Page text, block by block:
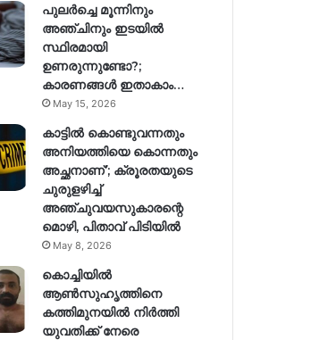
പുലർച്ചെ മൂന്നിനും
അഞ്ചിനും ഇടയിൽ
സ്ഥിരമായി
ഉണരുന്നുണ്ടോ?;
കാരണങ്ങള്‍ ഇതാകാം…
May 15, 2026
കാട്ടിൽ കൊണ്ടുവന്നതും
അനിയത്തിയെ കൊന്നതും
അച്ഛനാണ്’; ക്രൂരതയുടെ
ചുരുളഴിച്ച്
അഞ്ചുവയസുകാരന്റെ
മൊഴി, പിതാവ് പിടിയിൽ
May 8, 2026
കൊച്ചിയിൽ
ആൺസുഹൃത്തിനെ
കത്തിമുനയിൽ നിർത്തി
യുവതിക്ക് നേരെ